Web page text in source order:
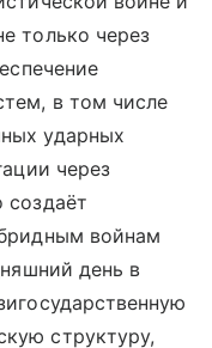
только через
в том числе
ударных
через
войнам
день в
структуру,